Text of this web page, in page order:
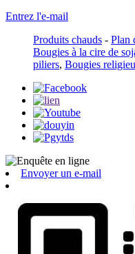
Entrez l'e-mail
Produits chauds - Plan
Bougies à la cire de
piliers, Bougies
Envoyer un e-mail